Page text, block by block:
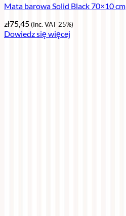
Mata barowa Solid Black 70×10 cm
zł75,45(Inc. VAT 25%)
Dowiedz się więcej